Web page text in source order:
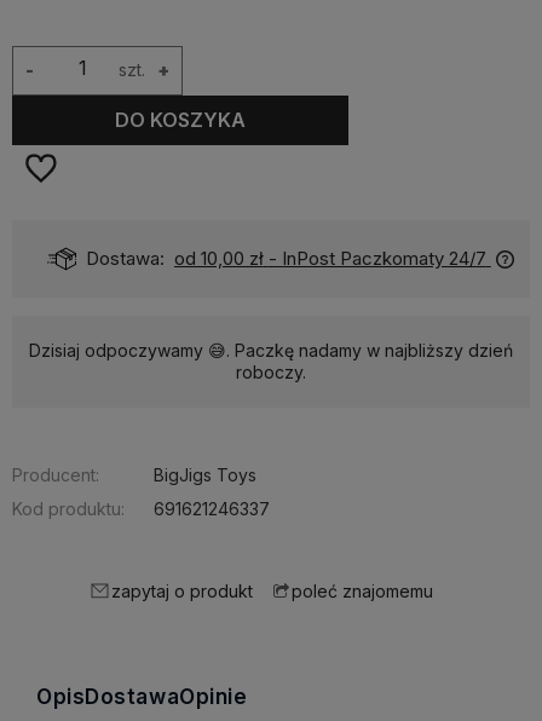
szt. +
-
DO KOSZYKA
Dostawa: od 10,00 zł - InPost Paczkomaty 24/7
Dzisiaj odpoczywamy 😅. Paczkę nadamy w najbliższy dzień
roboczy.
Producent:
BigJigs Toys
Kod produktu:
691621246337
zapytaj o produkt poleć znajomemu
OpisDostawaOpinie